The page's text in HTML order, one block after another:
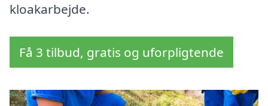
kloakarbejde.
Få 3 tilbud, gratis og uforpligtende